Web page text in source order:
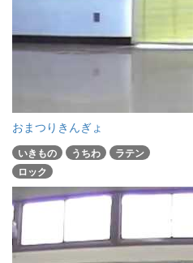
おまつりきんぎょ
いきもの うちわ
ラテン
ロック